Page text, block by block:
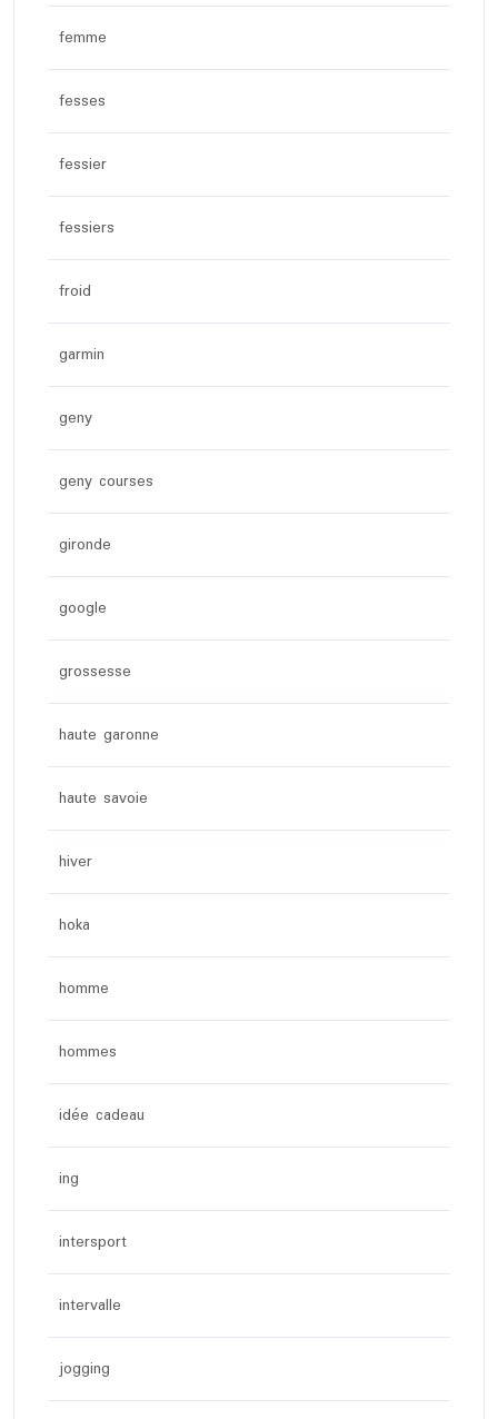
femme
fesses
fessier
fessiers
froid
garmin
geny
geny courses
gironde
google
grossesse
haute garonne
haute savoie
hiver
hoka
homme
hommes
idée cadeau
ing
intersport
intervalle
jogging